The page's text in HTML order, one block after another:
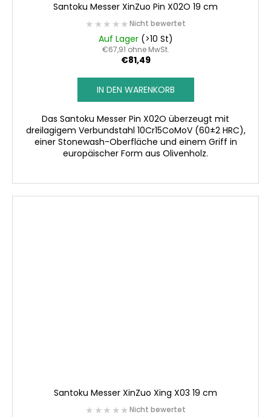
Santoku Messer XinZuo Pin X02O 19 cm
★★★★★
★★★★★Nicht bewertet
Auf Lager (>10 St)
€67,91 ohne MwSt.
€81,49
IN DEN WARENKORB
Das Santoku Messer Pin X02O überzeugt mit
dreilagigem Verbundstahl 10Cr15CoMoV (60±2 HRC),
einer Stonewash-Oberfläche und einem Griff in
europäischer Form aus Olivenholz.
Santoku Messer XinZuo Xing X03 19 cm
★★★★★
★★★★★Nicht bewertet